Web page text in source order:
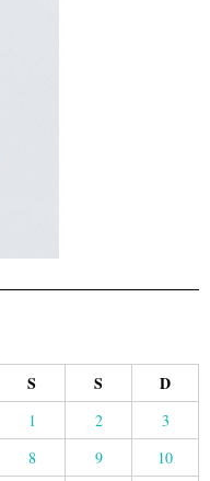
S S D
1 2
3
8 9
10